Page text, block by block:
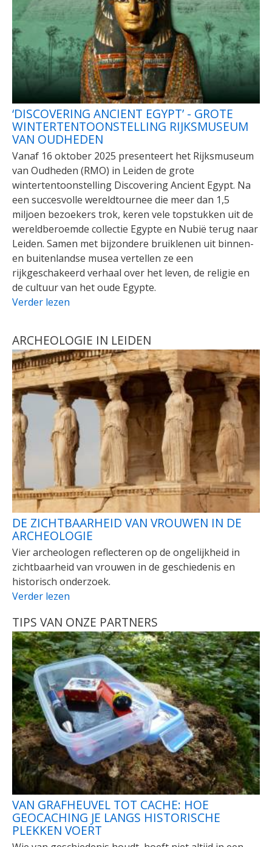
‘DISCOVERING ANCIENT EGYPT’ - GROTE
WINTERTENTOONSTELLING RIJKSMUSEUM
VAN OUDHEDEN
Vanaf 16 oktober 2025 presenteert het Rijksmuseum
van Oudheden (RMO) in Leiden de grote
wintertentoonstelling Discovering Ancient Egypt. Na
een succesvolle wereldtournee die meer dan 1,5
miljoen bezoekers trok, keren vele topstukken uit de
wereldberoemde collectie Egypte en Nubië terug naar
Leiden. Samen met bijzondere bruiklenen uit binnen-
en buitenlandse musea vertellen ze een
rijkgeschakeerd verhaal over het leven, de religie en
de cultuur van het oude Egypte.
Verder lezen
ARCHEOLOGIE IN LEIDEN
DE ZICHTBAARHEID VAN VROUWEN IN DE
ARCHEOLOGIE
Vier archeologen reflecteren op de ongelijkheid in
zichtbaarheid van vrouwen in de geschiedenis en
historisch onderzoek.
Verder lezen
TIPS VAN ONZE PARTNERS
VAN GRAFHEUVEL TOT CACHE: HOE
GEOCACHING JE LANGS HISTORISCHE
PLEKKEN VOERT